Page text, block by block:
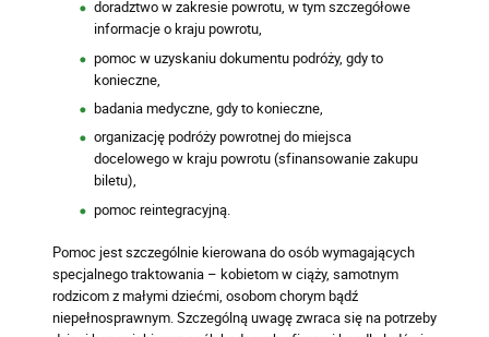
doradztwo w zakresie powrotu, w tym szczegółowe
informacje o kraju powrotu,
pomoc w uzyskaniu dokumentu podróży, gdy to
konieczne,
badania medyczne, gdy to konieczne,
organizację podróży powrotnej do miejsca
docelowego w kraju powrotu (sfinansowanie zakupu
biletu),
pomoc reintegracyjną.
Pomoc jest szczególnie kierowana do osób wymagających
specjalnego traktowania – kobietom w ciąży, samotnym
rodzicom z małymi dziećmi, osobom chorym bądź
niepełnosprawnym. Szczególną uwagę zwraca się na potrzeby